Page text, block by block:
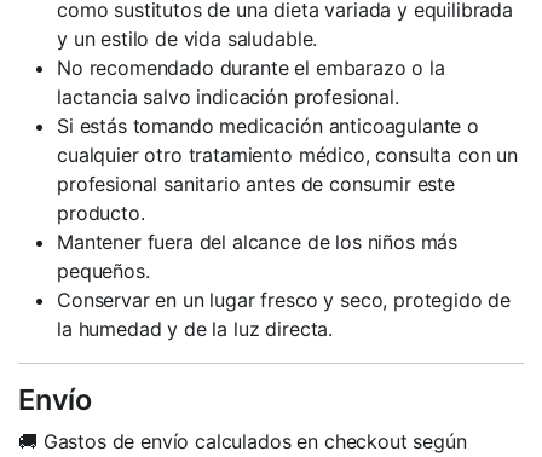
como sustitutos de una dieta variada y equilibrada
y un estilo de vida saludable.
No recomendado durante el embarazo o la
lactancia salvo indicación profesional.
Si estás tomando medicación anticoagulante o
cualquier otro tratamiento médico, consulta con un
profesional sanitario antes de consumir este
producto.
Mantener fuera del alcance de los niños más
pequeños.
Conservar en un lugar fresco y seco, protegido de
la humedad y de la luz directa.
Envío
🚚 Gastos de envío calculados en checkout según